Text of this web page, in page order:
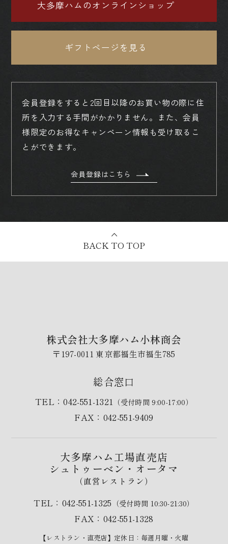
大多摩ハムのオンラインショップ
ギフトページを見る
会員登録をすると2回目以降のお買い物の際に住
所を入力する手間がかかりません。
また、会員
様限定のお得なキャンペーン情報も受け取るこ
とができます。
会員登録はこちら
BACK TO TOP
株式会社大多摩ハム小林商会
〒197-0011 東京都福生市福生785
総合窓口
TEL：042-551-1321 （受付時間 9:00-17:00）
FAX：042-551-9409
大多摩ハム工場直売店
シュトゥーベン・オータマ
（直営レストラン）
TEL：042-551-1325 （受付時間 10:30-21:30）
FAX：042-551-1328
【レストラン・直売店】定休日：毎週月曜・火曜